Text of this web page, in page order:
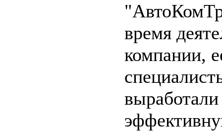
время
компании,
выработали